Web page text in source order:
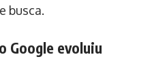
busca.
Google evoluiu